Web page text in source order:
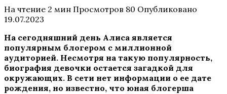
На чтение 2 мин Просмотров 80 Опубликовано
19.07.2023
На сегодняшний день Алиса является
популярным блогером с миллионной
аудиторией. Несмотря на такую популярность,
биография девочки остается загадкой для
окружающих. В сети нет информации о ее дате
рождения, но известно, что юная блогерша